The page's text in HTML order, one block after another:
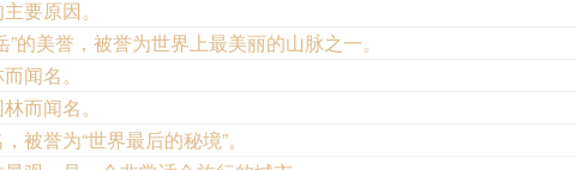
要原因。
的美誉，被誉为世界上最美丽的山脉之一。
闻名。
而闻名。
被誉为“世界最后的秘境”。